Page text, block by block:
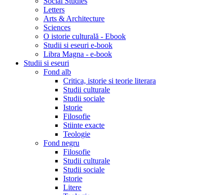
Letters
Arts & Architecture
Sciences
O istorie culturală - Ebook
Studii si eseuri e-book
Libra Magna - e-book
Studii si eseuri
Fond alb
Critica, istorie si teorie literara
Studii culturale
Studii sociale
Istorie
Filosofie
Stiinte exacte
Teologie
Fond negru
Filosofie
Studii culturale
Studii sociale
Istorie
Litere